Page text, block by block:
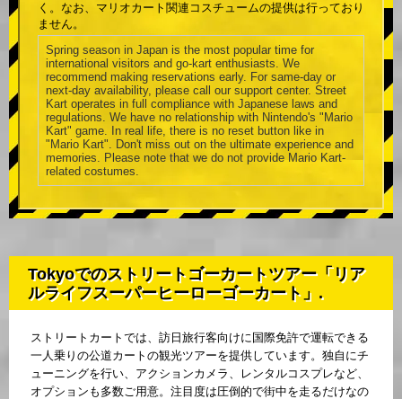
く。なお、マリオカート関連コスチュームの提供は行っており
ません。
Spring season in Japan is the most popular time for
international visitors and go-kart enthusiasts. We
recommend making reservations early. For same-day or
next-day availability, please call our support center. Street
Kart operates in full compliance with Japanese laws and
regulations. We have no relationship with Nintendo's "Mario
Kart" game. In real life, there is no reset button like in
"Mario Kart". Don't miss out on the ultimate experience and
memories. Please note that we do not provide Mario Kart-
related costumes.
Tokyoでのストリートゴーカートツアー「リア
ルライフスーパーヒーローゴーカート」.
ストリートカートでは、訪日旅行客向けに国際免許で運転できる
一人乗りの公道カートの観光ツアーを提供しています。独自にチ
ューニングを行い、アクションカメラ、レンタルコスプレなど、
オプションも多数ご用意。注目度は圧倒的で街中を走るだけなの